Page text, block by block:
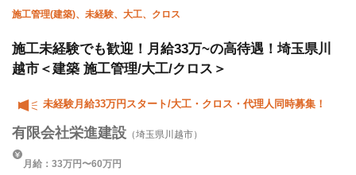
施工管理(建築)、未経験、大工、クロス
施工未経験でも歓迎！月給33万~の高待遇！埼玉県川
越市＜建築 施工管理/大工/クロス＞
未経験月給33万円スタート/大工・クロス・代理人同時募集！
有限会社栄進建設 （埼玉県川越市）
月給：33万円〜60万円